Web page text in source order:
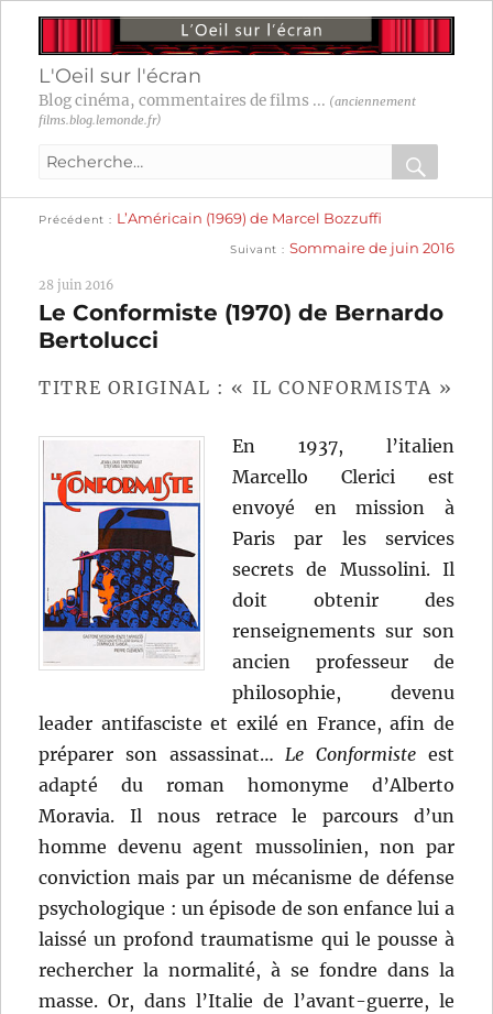
L'Oeil sur l'écran
Blog cinéma, commentaires de films ... (anciennement
films.blog.lemonde.fr)
Recherche
:
OK
Navigation
l’article
Précédent
précédente :
L’Américain (1969) de Marcel Bozzuffi
Suivant
suivante :
Sommaire de juin 2016
28 juin 2016
Le Conformiste (1970) de Bernardo
Bertolucci
TITRE ORIGINAL : « IL CONFORMISTA »
En 1937, l’italien
Marcello Clerici est
envoyé en mission à
Paris par les services
secrets de Mussolini. Il
doit obtenir des
renseignements sur son
ancien professeur de
philosophie, devenu
leader antifasciste et exilé en France, afin de
préparer son assassinat…Le Conformiste est
adapté du roman homonyme d’Alberto
Moravia. Il nous retrace le parcours d’un
homme devenu agent mussolinien, non par
conviction mais par un mécanisme de défense
psychologique : un épisode de son enfance lui a
laissé un profond traumatisme qui le pousse à
rechercher la normalité, à se fondre dans la
masse. Or, dans l’Italie de l’avant-guerre, le